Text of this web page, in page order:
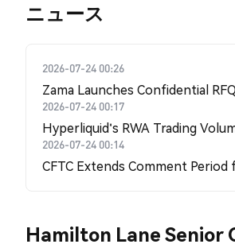
​​ニュース​​
2026-07-24 00:26
Zama Launches Confidential
2026-07-24 00:17
Hyperliquid's RWA Trading
2026-07-24 00:14
CFTC Extends Comment
Hamilton Lane Senior